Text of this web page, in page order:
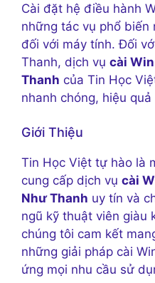
Cài đặt hệ điều hành
những tác vụ phổ biến
đối với máy tính. Đối
Thanh, dịch vụ cài
Thanh của Tin Học
nhanh chóng, hiệu
Giới Thiệu
Tin Học Việt tự hào là
cung cấp dịch vụ cài
Như Thanh uy tín và
ngũ kỹ thuật viên giàu
chúng tôi cam kết
những giải pháp cài
ứng mọi nhu cầu sử